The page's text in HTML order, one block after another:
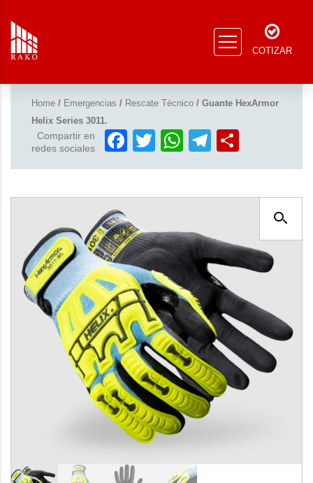
COTIZAR
Home / Emergencias / Rescate Técnico / Guante HexArmor
Helix Series 3011.
Compartir en
redes sociales
Facebook
TwitterWhatsApp
Telegram